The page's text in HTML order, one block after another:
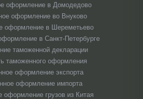
оформление в Домодедово
оформление во Внуково
оформление в Шереметьево
в Санкт-Петербурге
таможенной декларации
таможенного оформления
оформление экспорта
оформление импорта
оформление грузов из Китая